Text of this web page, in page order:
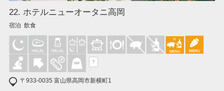
22. ホテルニューオータニ高岡
宿泊 飲食
?
〒933-0035 富山県高岡市新横町1